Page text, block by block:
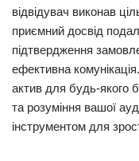
відвідувач виконав
приємний досвід
підтвердження
ефективна
актив для будь-якого
та розуміння вашої
інструментом для